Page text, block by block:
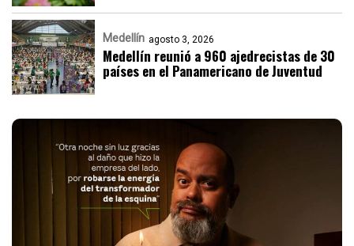
Medellín agosto 3, 2026
Medellín reunió a 960 ajedrecistas de 30
países en el Panamericano de Juventud